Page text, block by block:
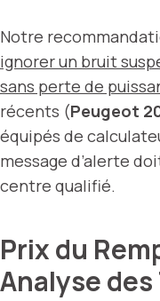
Notre
ignorer un bruit
sans perte de
récents (Peugeot
équipés de
message d’alerte
centre qualifié.
Prix du
Analyse